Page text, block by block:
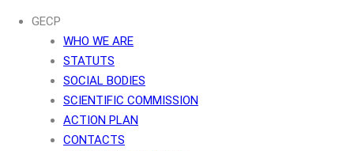
GECP
WHO WE ARE
STATUTS
SOCIAL BODIES
SCIENTIFIC COMMISSION
ACTION PLAN
CONTACTS